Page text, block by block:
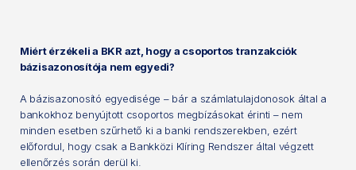
Miért érzékeli a BKR azt, hogy a csoportos tranzakciók
bázisazonosítója nem egyedi?
A bázisazonosító egyedisége – bár a számlatulajdonosok által a
bankokhoz benyújtott csoportos megbízásokat érinti – nem
minden esetben szűrhető ki a banki rendszerekben, ezért
előfordul, hogy csak a Bankközi Klíring Rendszer által végzett
ellenőrzés során derül ki.